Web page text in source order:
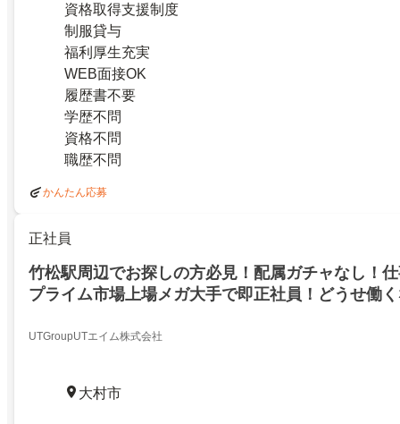
資格取得支援制度
制服貸与
福利厚生充実
WEB面接OK
履歴書不要
学歴不問
資格不問
職歴不問
かんたん応募
正社員
竹松駅周辺でお探しの方必見！配属ガチャなし！
プライム市場上場メガ大手で即正社員！どうせ働
UTGroupUTエイム株式会社
大村市